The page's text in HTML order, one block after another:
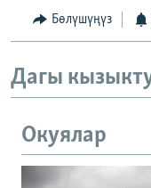
ЭЕ/АРнун
Бөлүшүңүз
Дагы
Окуялар